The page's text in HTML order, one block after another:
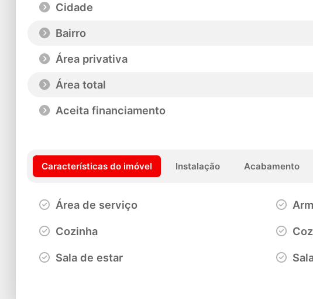
Cidade
Bairro
Área privativa
Área total
Aceita financiamento
Características do imóvel Instalação Acabamento
Área de serviço
Cozinha
Sala de estar